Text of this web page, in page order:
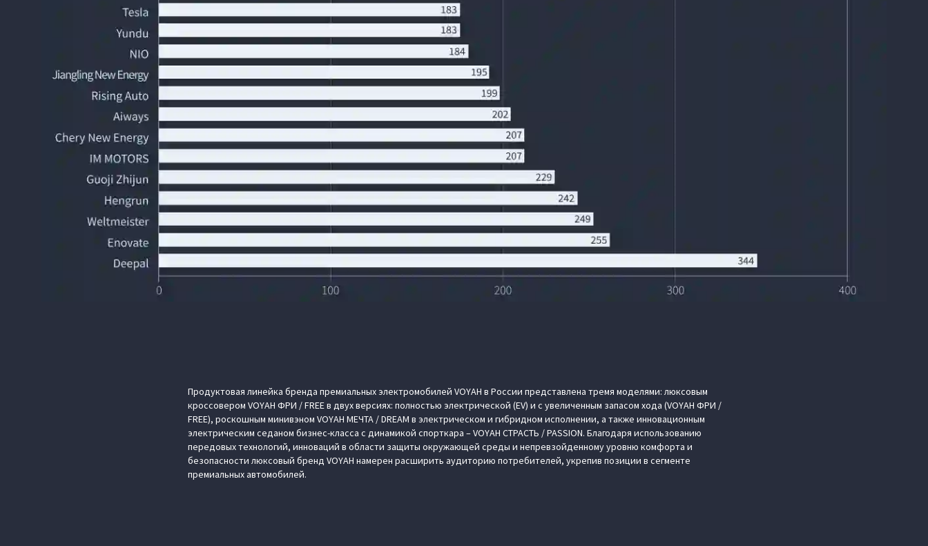
Продуктовая линейка бренда премиальных электромобилей VOYAH в России представлена тремя моделями: люксовым
кроссовером VOYAH ФРИ / FREE в двух версиях: полностью электрической (EV) и с увеличенным запасом хода (VOYAH ФРИ /
FREE), роскошным минивэном VOYAH МЕЧТА / DREAM в электрическом и гибридном исполнении, а также инновационным
электрическим седаном бизнес-класса с динамикой спорткара – VOYAH СТРАСТЬ / PASSION. Благодаря использованию
передовых технологий, инноваций в области защиты окружающей среды и непревзойденному уровню комфорта и
безопасности люксовый бренд VOYAH намерен расширить аудиторию потребителей, укрепив позиции в сегменте
премиальных автомобилей.